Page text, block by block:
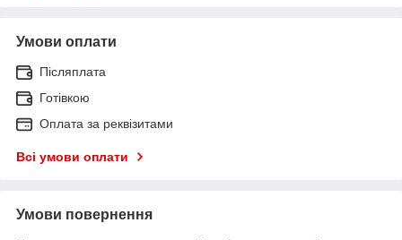
Умови оплати
Післяплата
Готівкою
Оплата за реквізитами
Всі умови оплати
Умови повернення